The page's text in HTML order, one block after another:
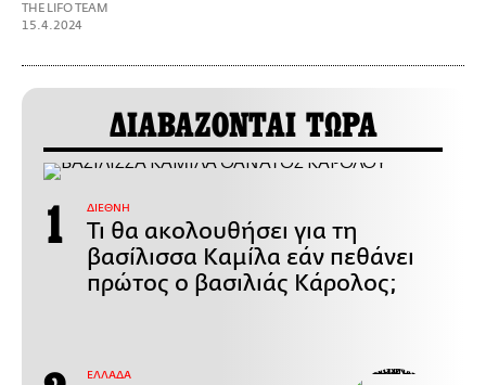
THE LIFO TEAM
15.4.2024
ΔΙΑΒΑΖΟΝΤΑΙ ΤΩΡΑ
ΔΙΕΘΝΗ
Τι θα ακολουθήσει για τη
βασίλισσα Καμίλα εάν πεθάνει
πρώτος ο βασιλιάς Κάρολος;
ΕΛΛΑΔΑ